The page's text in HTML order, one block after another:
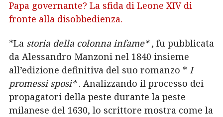
Papa governante? La sfida di Leone XIV di
fronte alla disobbedienza.
*La storia della colonna infame*, fu pubblicata
da Alessandro Manzoni nel 1840 insieme
all’edizione definitiva del suo romanzo * I
promessi sposi*. Analizzando il processo dei
propagatori della peste durante la peste
milanese del 1630, lo scrittore mostra come la